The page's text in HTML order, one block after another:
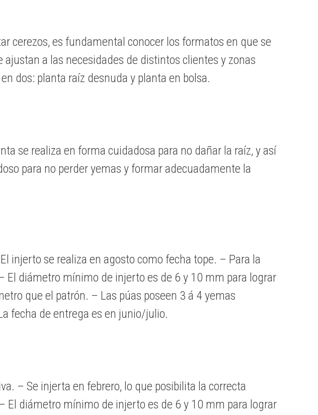
cerezos, es fundamental conocer los formatos en que se
a las necesidades de distintos clientes y zonas
dos: planta raíz desnuda y planta en bolsa.
se realiza en forma cuidadosa para no dañar la raíz, y así
para no perder yemas y formar adecuadamente la
injerto se realiza en agosto como fecha tope. – Para la
diámetro mínimo de injerto es de 6 y 10 mm para lograr
que el patrón. – Las púas poseen 3 á 4 yemas
fecha de entrega es en junio/julio.
– Se injerta en febrero, lo que posibilita la correcta
El diámetro mínimo de injerto es de 6 y 10 mm para lograr